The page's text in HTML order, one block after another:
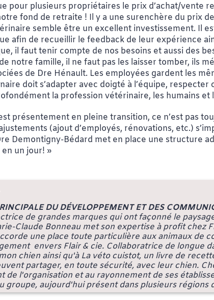
pour plusieurs propriétaires le prix d’achat/vente
fond de retraite ! Il y a une surenchère du prix
semble être un excellent investissement. Il
afin de recueillir le feedback de leur expérience
il faut tenir compte de nos besoins et aussi des
notre famille, il ne faut pas les laisser tomber, ils
de Dre Hénault. Les employées gardent les
doit s’adapter avec doigté à l’équipe,
la profession vétérinaire, les humains et
présentement en pleine transition, ce n’est pas
(ajout d’employés, rénovations, etc.)
Demontigny-Bédard met en place une structure
en un jour! »
DU DÉVELOPPEMENT ET DES
de grandes marques qui ont façonné le
Claude Bonneau met son expertise à profit chez
une place toute particulière aux animaux de
envers Flair & cie. Collaboratrice de longue
chienainsi qu'à La véto cuistot, un livre de
partager, en toute sécurité, avec leur chien.
de l'organisation et au rayonnement de ses
groupe, aujourd'hui présent dans plusieurs régions